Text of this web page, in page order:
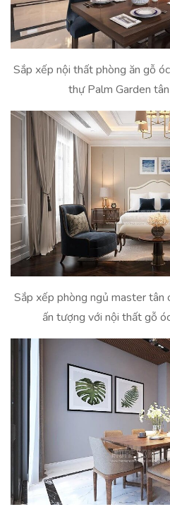
Sắp xếp nội thất phòng ăn gỗ
thự Palm Garden
Sắp xếp phòng ngủ master tân
ấn tượng với nội thất gỗ